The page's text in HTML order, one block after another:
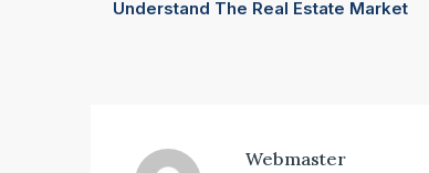
Understand The Real Estate Market
Webmaster